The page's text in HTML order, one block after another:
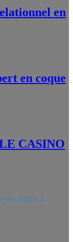
en
en coque
CASINO
en ligne à